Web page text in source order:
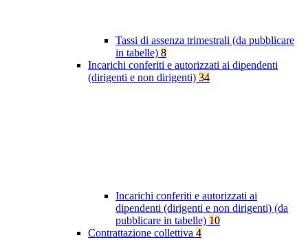
Tassi di assenza trimestrali (da pubblicare
in tabelle) 8
Incarichi conferiti e autorizzati ai dipendenti
(dirigenti e non dirigenti) 34
Incarichi conferiti e autorizzati ai
dipendenti (dirigenti e non dirigenti) (da
pubblicare in tabelle) 10
Contrattazione collettiva 4